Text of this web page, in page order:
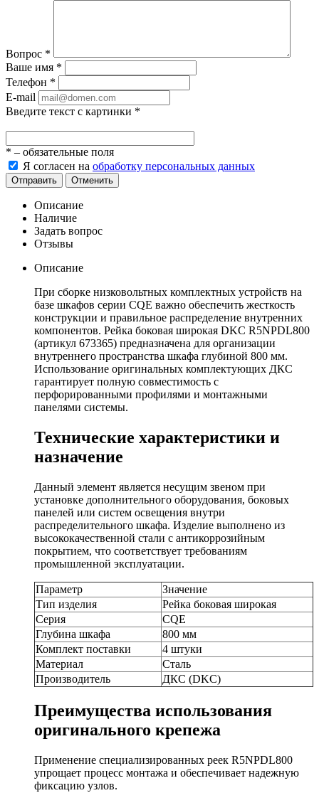
Вопрос *
Ваше имя *
Телефон *
E-mail
Введите текст с картинки *
* – обязательные поля
Я согласен на обработку персональных данных
Отправить Отменить
Описание
Наличие
Задать вопрос
Отзывы
Описание
При сборке низковольтных комплектных устройств на
базе шкафов серии CQE важно обеспечить жесткость
конструкции и правильное распределение внутренних
компонентов. Рейка боковая широкая DKC R5NPDL800
(артикул 673365) предназначена для организации
внутреннего пространства шкафа глубиной 800 мм.
Использование оригинальных комплектующих ДКС
гарантирует полную совместимость с
перфорированными профилями и монтажными
панелями системы.
Технические характеристики и
назначение
Данный элемент является несущим звеном при
установке дополнительного оборудования, боковых
панелей или систем освещения внутри
распределительного шкафа. Изделие выполнено из
высококачественной стали с антикоррозийным
покрытием, что соответствует требованиям
промышленной эксплуатации.
Параметр
Значение
Тип изделия
Рейка боковая широкая
Серия
CQE
Глубина шкафа
800 мм
Комплект поставки
4 штуки
Материал
Сталь
Производитель
ДКС (DKC)
Преимущества использования
оригинального крепежа
Применение специализированных реек R5NPDL800
упрощает процесс монтажа и обеспечивает надежную
фиксацию узлов.